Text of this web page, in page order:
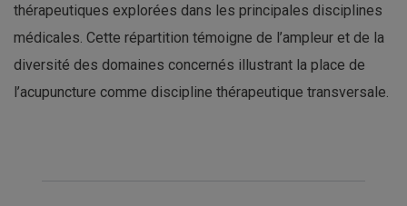
thérapeutiques explorées dans les principales disciplines
médicales. Cette répartition témoigne de l’ampleur et de la
diversité des domaines concernés illustrant la place de
l’acupuncture comme discipline thérapeutique transversale.